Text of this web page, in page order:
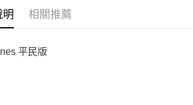
明 相關推薦
平民版